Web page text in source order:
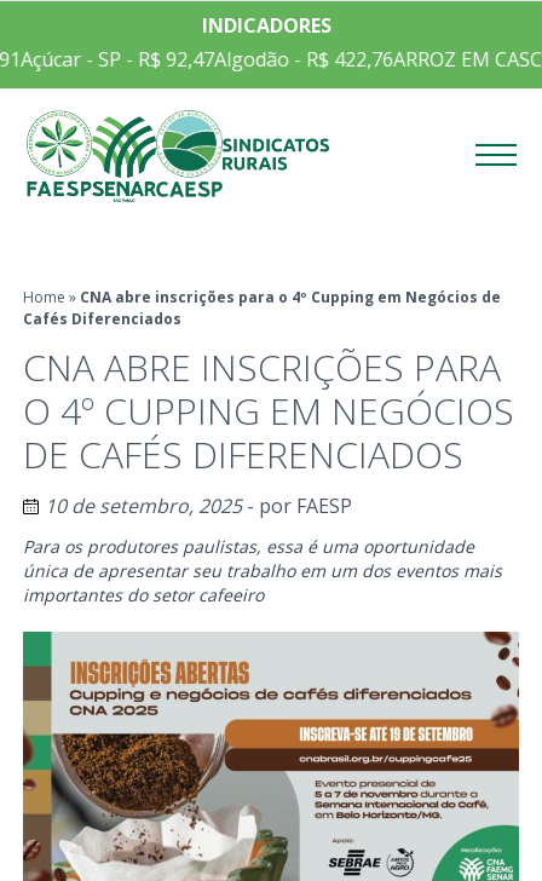
INDICADORES
Açúcar - SP - R$ 92,47Algodão - R$ 422,76ARROZ EM
Home » CNA abre inscrições para o 4º Cupping em Negócios de
Cafés Diferenciados
CNA ABRE INSCRIÇÕES PARA
O 4º CUPPING EM NEGÓCIOS
DE CAFÉS DIFERENCIADOS
10 de setembro, 2025- por FAESP
Para os produtores paulistas, essa é uma oportunidade
única de apresentar seu trabalho em um dos eventos mais
importantes do setor cafeeiro